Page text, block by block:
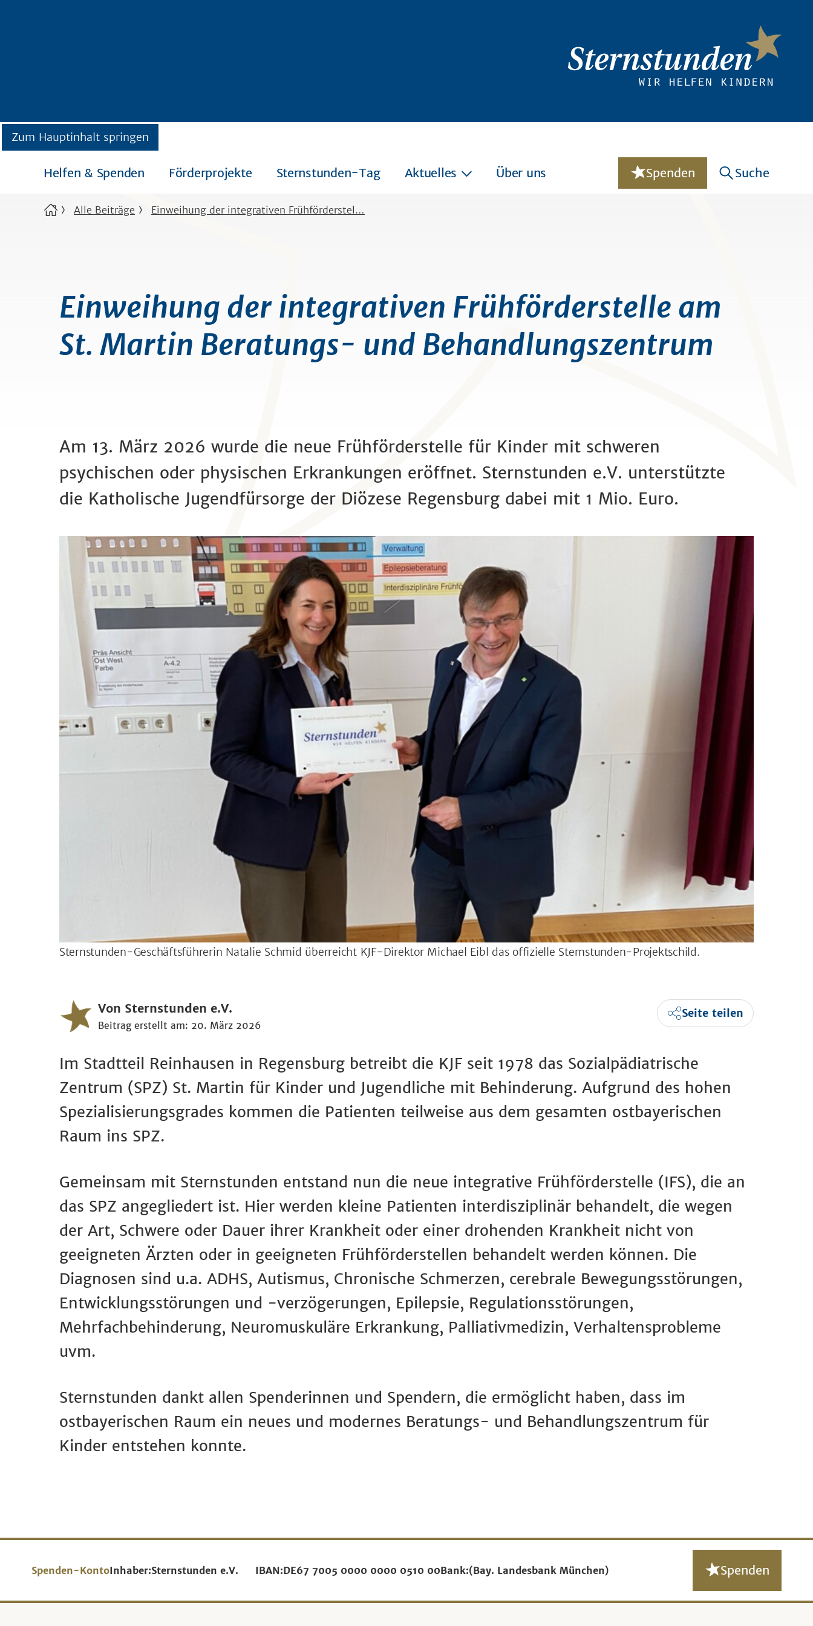
Zum Hauptinhalt springen
Helfen & Spenden Förderprojekte Sternstunden-Tag Aktuelles Über uns Spenden Suche
Alle Beiträge Einweihung der integrativen Frühförderstel…
Einweihung der integrativen Frühförderstelle am
St. Martin Beratungs- und Behandlungszentrum
Am 13. März 2026 wurde die neue Frühförderstelle für Kinder mit schweren
psychischen oder physischen Erkrankungen eröffnet. Sternstunden e.V. unterstützte
die Katholische Jugendfürsorge der Diözese Regensburg dabei mit 1 Mio. Euro.
Sternstunden-Geschäftsführerin Natalie Schmid überreicht KJF-Direktor Michael Eibl das offizielle Sternstunden-Projektschild.
Von Sternstunden e.V.
Beitrag erstellt am: 20. März 2026
Seite teilen
Im Stadtteil Reinhausen in Regensburg betreibt die KJF seit 1978 das Sozialpädiatrische
Zentrum (SPZ) St. Martin für Kinder und Jugendliche mit Behinderung. Aufgrund des hohen
Spezialisierungsgrades kommen die Patienten teilweise aus dem gesamten ostbayerischen
Raum ins SPZ.
Gemeinsam mit Sternstunden entstand nun die neue integrative Frühförderstelle (IFS), die an
das SPZ angegliedert ist. Hier werden kleine Patienten interdisziplinär behandelt, die wegen
der Art, Schwere oder Dauer ihrer Krankheit oder einer drohenden Krankheit nicht von
geeigneten Ärzten oder in geeigneten Frühförderstellen behandelt werden können. Die
Diagnosen sind u.a. ADHS, Autismus, Chronische Schmerzen, cerebrale Bewegungsstörungen,
Entwicklungsstörungen und -verzögerungen, Epilepsie, Regulationsstörungen,
Mehrfachbehinderung, Neuromuskuläre Erkrankung, Palliativmedizin, Verhaltensprobleme
uvm.
Sternstunden dankt allen Spenderinnen und Spendern, die ermöglicht haben, dass im
ostbayerischen Raum ein neues und modernes Beratungs- und Behandlungszentrum für
Kinder entstehen konnte.
Spenden-KontoInhaber:Sternstunden e.V. IBAN:DE67 7005 0000 0000 0510 00Bank:(Bay. Landesbank München) Spenden